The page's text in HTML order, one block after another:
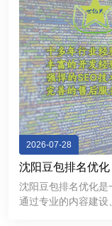
2026-07-28
沈阳豆包排名优
力
沈阳豆包排名优化是
通过专业的内容建设